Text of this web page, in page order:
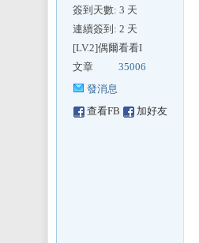
簽到天數: 3 天
連續簽到: 2 天
[LV.2]偶爾看看I
文章
35006
發消息
查看FB
加好友